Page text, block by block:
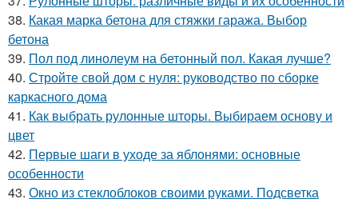
38. Какая марка бетона для стяжки гаража. Выбор
бетона
39. Пол под линолеум на бетонный пол. Какая лучше?
40. Стройте свой дом с нуля: руководство по сборке
каркасного дома
41. Как выбрать рулонные шторы. Выбираем основу и
цвет
42. Первые шаги в уходе за яблонями: основные
особенности
43. Окно из стеклоблоков своими руками. Подсветка